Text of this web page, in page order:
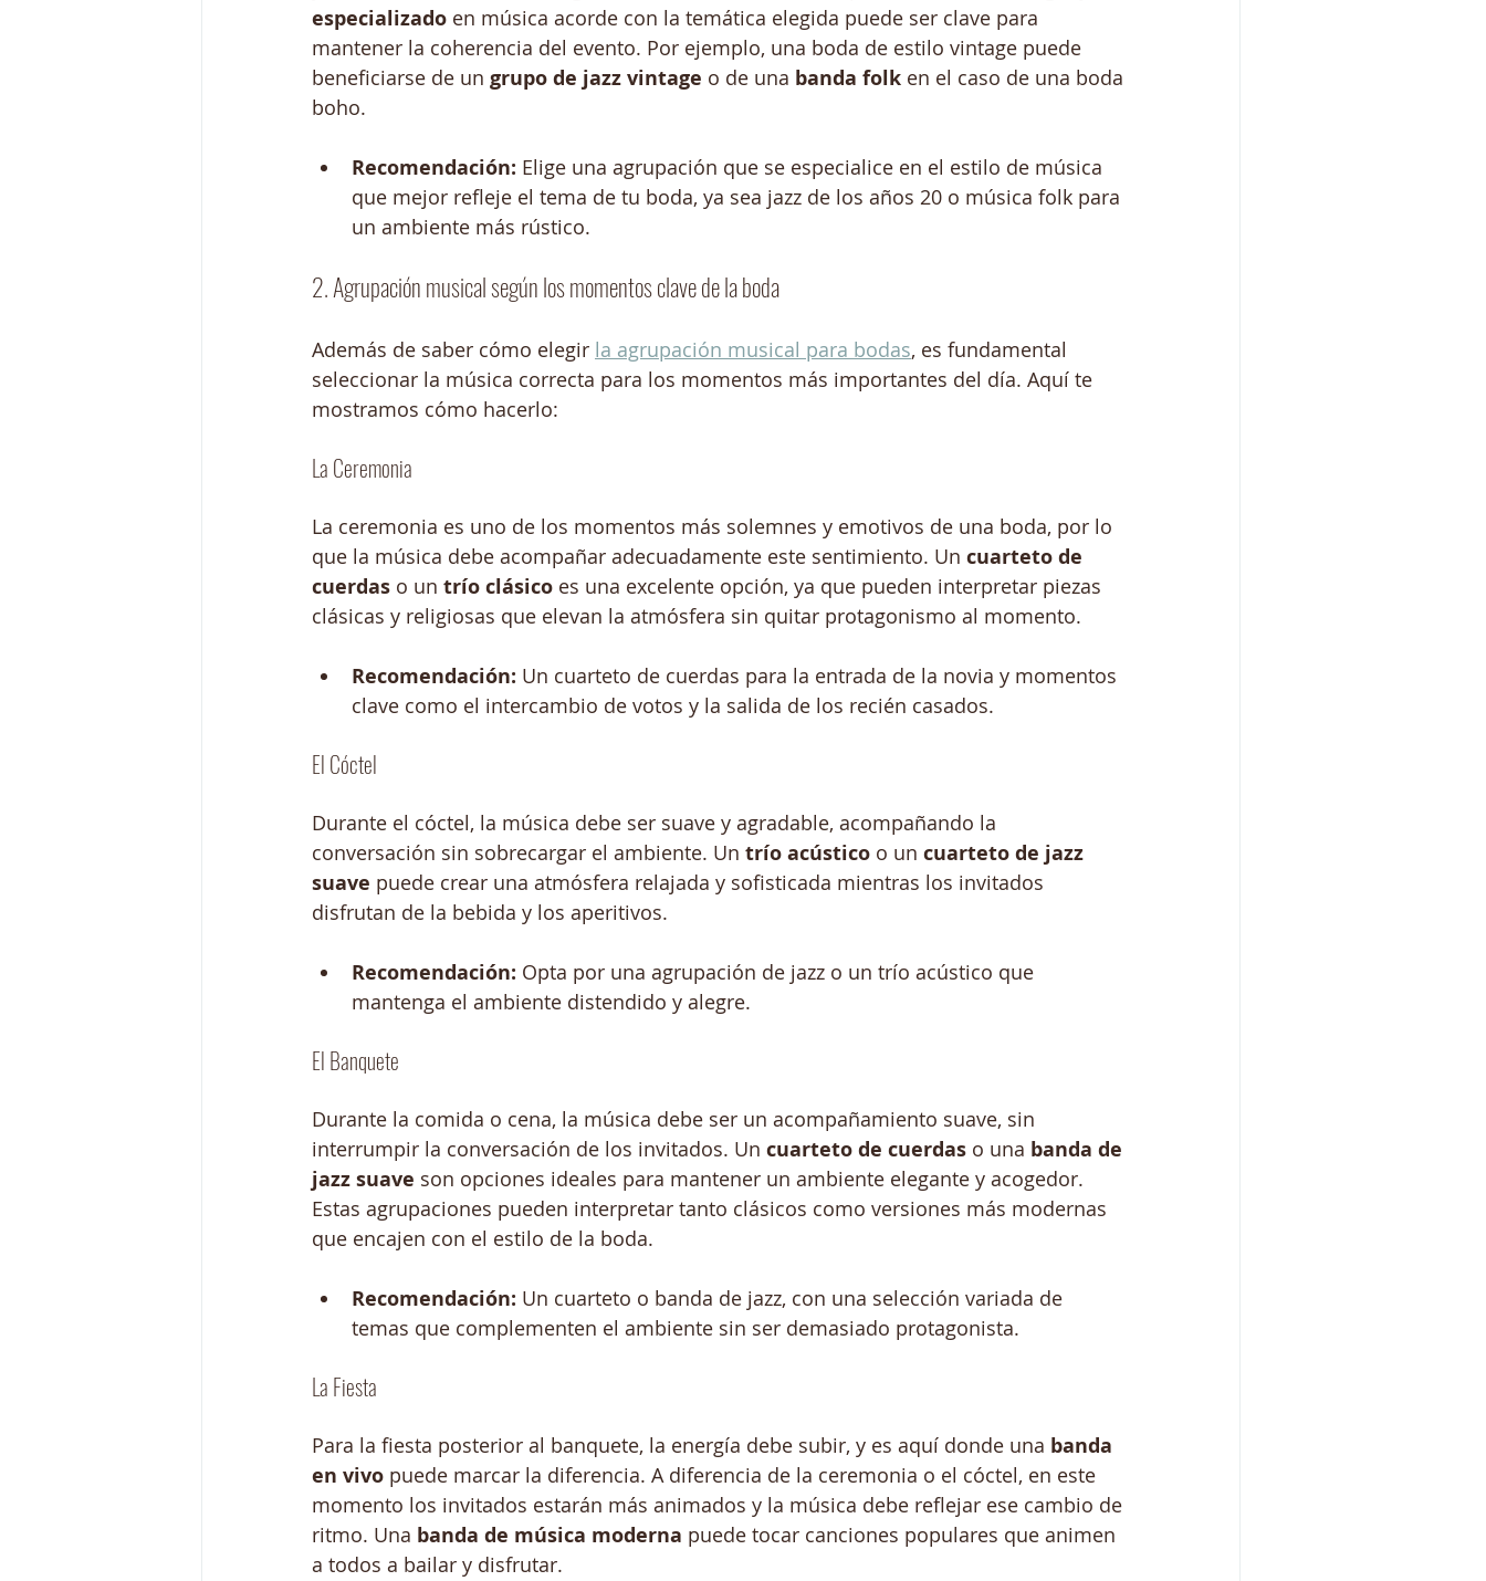
especializado en música acorde con la temática elegida puede ser clave para
mantener la coherencia del evento. Por ejemplo, una boda de estilo vintage puede
beneficiarse de un grupo de jazz vintage o de una banda folk en el caso de una boda
boho.
Recomendación: Elige una agrupación que se especialice en el estilo de música
que mejor refleje el tema de tu boda, ya sea jazz de los años 20 o música folk para
un ambiente más rústico.
2. Agrupación musical según los momentos clave de la boda
Además de saber cómo elegir la agrupación musical para bodas, es fundamental
seleccionar la música correcta para los momentos más importantes del día. Aquí te
mostramos cómo hacerlo:
La Ceremonia
La ceremonia es uno de los momentos más solemnes y emotivos de una boda, por lo
que la música debe acompañar adecuadamente este sentimiento. Un cuarteto de
cuerdas o un trío clásico es una excelente opción, ya que pueden interpretar piezas
clásicas y religiosas que elevan la atmósfera sin quitar protagonismo al momento.
Recomendación: Un cuarteto de cuerdas para la entrada de la novia y momentos
clave como el intercambio de votos y la salida de los recién casados.
El Cóctel
Durante el cóctel, la música debe ser suave y agradable, acompañando la
conversación sin sobrecargar el ambiente. Un trío acústico o un cuarteto de jazz
suave puede crear una atmósfera relajada y sofisticada mientras los invitados
disfrutan de la bebida y los aperitivos.
Recomendación: Opta por una agrupación de jazz o un trío acústico que
mantenga el ambiente distendido y alegre.
El Banquete
Durante la comida o cena, la música debe ser un acompañamiento suave, sin
interrumpir la conversación de los invitados. Un cuarteto de cuerdas o una banda de
jazz suave son opciones ideales para mantener un ambiente elegante y acogedor.
Estas agrupaciones pueden interpretar tanto clásicos como versiones más modernas
que encajen con el estilo de la boda.
Recomendación: Un cuarteto o banda de jazz, con una selección variada de
temas que complementen el ambiente sin ser demasiado protagonista.
La Fiesta
Para la fiesta posterior al banquete, la energía debe subir, y es aquí donde una banda
en vivo puede marcar la diferencia. A diferencia de la ceremonia o el cóctel, en este
momento los invitados estarán más animados y la música debe reflejar ese cambio de
ritmo. Una banda de música moderna puede tocar canciones populares que animen
a todos a bailar y disfrutar.